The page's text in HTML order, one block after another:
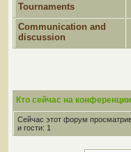
Tournaments
Communication and
discussion
Кто сейчас на конференции
Сейчас этот форум
и гости: 1